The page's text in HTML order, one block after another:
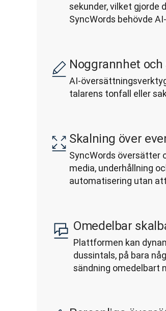
sekunder, vilket gjorde
SyncWords behövde
Noggrannhet
AI-
talarens tonfall eller
Skalning över
SyncWords översätter
media, underhållning
automatisering utan
Omedelbar
Plattformen kan
dussintals, på bara
sändning omedelbart